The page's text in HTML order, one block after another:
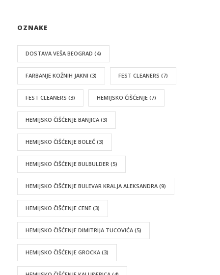
OZNAKE
DOSTAVA VEŠA BEOGRAD (4)
FARBANJE KOŽNIH JAKNI (3) FEST CLEANERS (7)
FEST CLEANERS (3) HEMIJSKO ČIŠĆENJE (7)
HEMIJSKO ČIŠĆENJE BANJICA (3)
HEMIJSKO ČIŠĆENJE BOLEČ (3)
HEMIJSKO ČIŠĆENJE BULBULDER (5)
HEMIJSKO ČIŠĆENJE BULEVAR KRALJA ALEKSANDRA (9)
HEMIJSKO ČIŠĆENJE CENE (3)
HEMIJSKO ČIŠĆENJE DIMITRIJA TUCOVIĆA (5)
HEMIJSKO ČIŠĆENJE GROCKA (3)